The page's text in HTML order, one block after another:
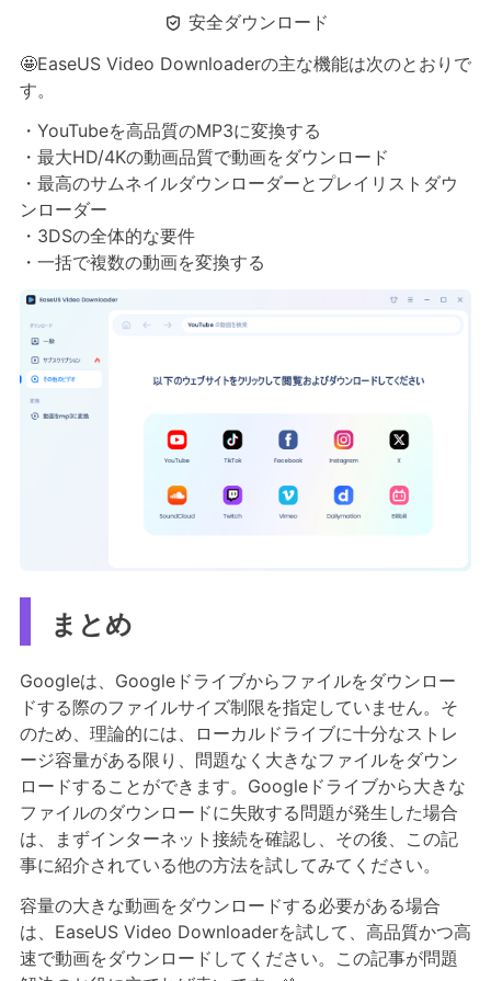
 安全ダウンロード
🤩EaseUS Video Downloaderの主な機能は次のとおりで
す。
・YouTubeを高品質のMP3に変換する
・最大HD/4Kの動画品質で動画をダウンロード
・最高のサムネイルダウンローダーとプレイリストダウ
ンローダー
・3DSの全体的な要件
・一括で複数の動画を変換する
まとめ
Googleは、Googleドライブからファイルをダウンロー
ドする際のファイルサイズ制限を指定していません。そ
のため、理論的には、ローカルドライブに十分なストレ
ージ容量がある限り、問題なく大きなファイルをダウン
ロードすることができます。Googleドライブから大きな
ファイルのダウンロードに失敗する問題が発生した場合
は、まずインターネット接続を確認し、その後、この記
事に紹介されている他の方法を試してみてください。
容量の大きな動画をダウンロードする必要がある場合
は、EaseUS Video Downloaderを試して、高品質かつ高
速で動画をダウンロードしてください。この記事が問題